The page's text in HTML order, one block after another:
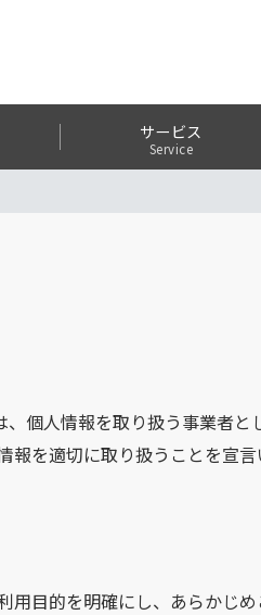
サービス
Service
個人情報を取り扱う事業者
を適切に取り扱うことを宣言
目的を明確にし、あらかじ